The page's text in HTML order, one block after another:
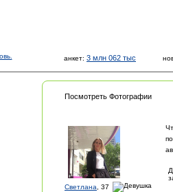
анкет: 3 млн 062 тыс
Посмотреть Фотографии
Светлана , 37